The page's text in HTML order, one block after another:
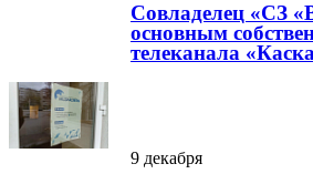
Совладелец «СЗ
основным
телеканала
9 декабря